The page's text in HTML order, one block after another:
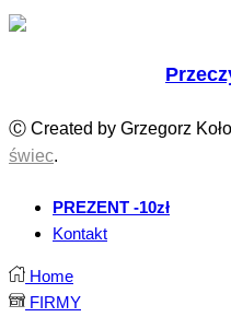
Ⓒ Created by Grzegorz
świec.
PREZENT -10zł
Kontakt
Home
FIRMY